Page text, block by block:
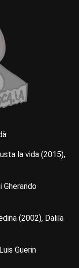
la vida (2015),
Gherando
(2002), Dalila
Guerin